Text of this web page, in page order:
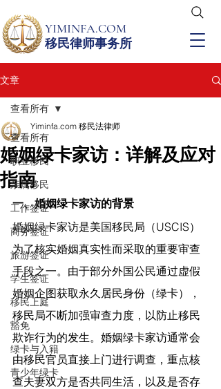
YIMINFA.COM
移民律师事务所
文章
查看所有
职业移民
亲属移民
工作签证
商务签证
旅游签证
学生签证
移民上庭
豁免
绿卡与入籍
青少年绿卡
查看所有
婚姻绿卡家访：详解及应对
指南
Yiminfa.com 移民法律师
一、婚姻绿卡家访的背景
婚姻绿卡家访是美国移民局（USCIS）
为了核实婚姻真实性而采取的重要审查
手段之一。由于部分外国公民通过虚假
婚姻企图获取永久居民身份（绿卡），
移民局不断加强审查力度，以防止移民
欺诈行为的发生。婚姻绿卡家访通常会
由移民官员直接上门进行调查，重点核
查夫妻双方是否共同生活，以及是否存